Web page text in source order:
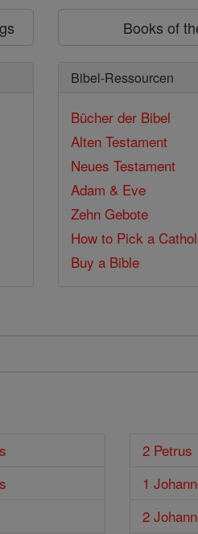
Books of
Bibel-Ressourcen
Bücher der Bibel
Alten Testament
Neues Testament
Adam & Eve
Zehn Gebote
How to Pick a
Buy a Bible
2 Petrus
1
2